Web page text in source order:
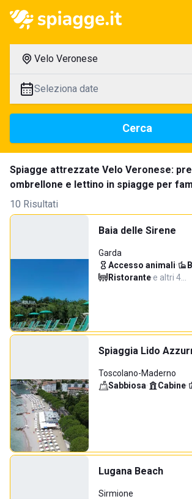
Velo Veronese
Seleziona date
Cerca
Spiagge attrezzate Velo Veronese:
ombrellone e lettino in spiagge per
10 Risultati
Baia delle Sirene
Garda
Accesso animali·
Ristorante·e altri 4…
Spiaggia Lido
Toscolano-Maderno
Sabbiosa· Cabine·
Lugana Beach
Sirmione